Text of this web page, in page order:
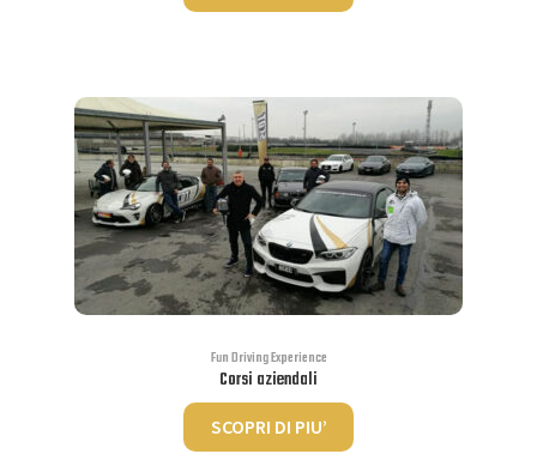
Fun Driving Experience
Corsi aziendali
SCOPRI DI PIU’